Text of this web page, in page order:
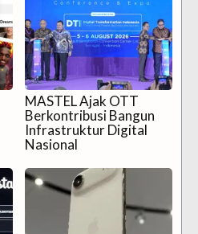
MASTEL Ajak OTT
Berkontribusi Bangun
Infrastruktur Digital
Nasional